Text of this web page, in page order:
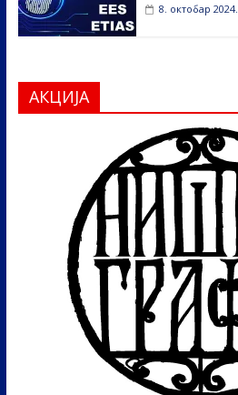
8. октобар 2024.
АКЦИЈА